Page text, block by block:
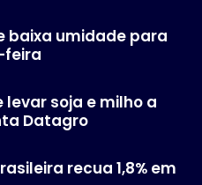
baixa umidade para
feira
levar soja e milho a
Datagro
recua 1,8% em